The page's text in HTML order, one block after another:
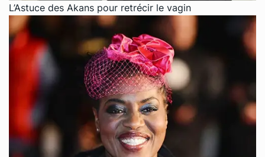
L’Astuce des Akans pour retrécir le vagin